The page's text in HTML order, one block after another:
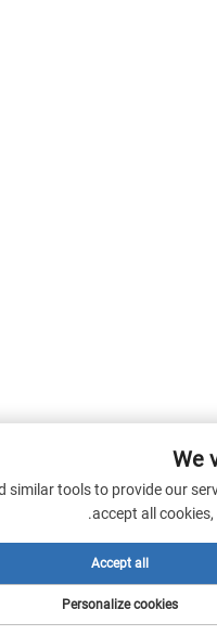
cookies and similar tools to
Personalize